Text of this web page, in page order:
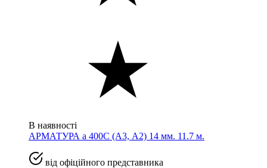
В наявності
АРМАТУРА а 400C (A3, А2) 14 мм. 11.7 м.
від офіційного представника